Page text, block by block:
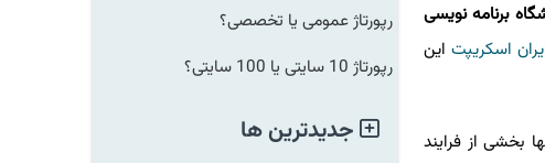
برنامه نویسی
اسکریپتاین
از فرایند
رپورتاژ عمومی یا تخصصی؟
رپورتاژ 10 سایتی یا 100 سایتی؟
جدیدترین ها